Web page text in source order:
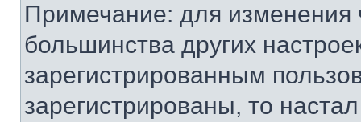
Примечание: для изменения
большинства других
зарегистрированным
зарегистрированы, то